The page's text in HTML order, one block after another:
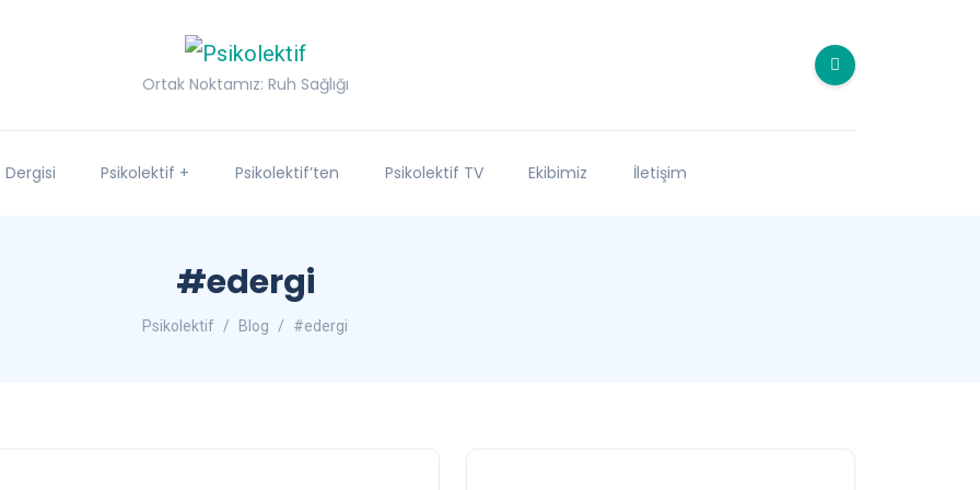
Ortak Noktamız: Ruh Sağlığı
Psikolektif + Psikolektif’ten Psikolektif TV Ekibimiz İletişim
#edergi
Psikolektif Blog #edergi